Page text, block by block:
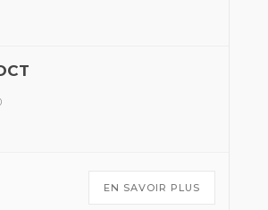
EN SAVOIR PLUS